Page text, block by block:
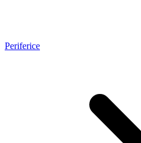
Periferice